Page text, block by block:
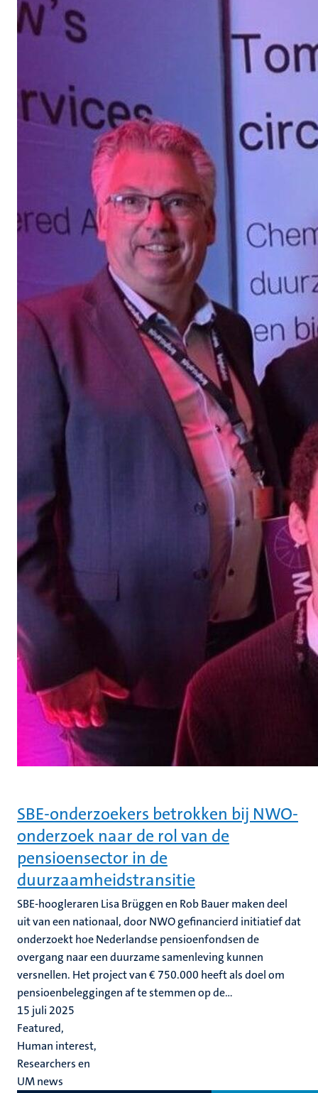
SBE-onderzoekers betrokken bij NWO-
onderzoek naar de rol van de
pensioensector in de
duurzaamheidstransitie
SBE-hoogleraren Lisa Brüggen en Rob Bauer maken deel
uit van een nationaal, door NWO gefinancierd initiatief dat
onderzoekt hoe Nederlandse pensioenfondsen de
overgang naar een duurzame samenleving kunnen
versnellen. Het project van € 750.000 heeft als doel om
pensioenbeleggingen af te stemmen op de...
15 juli 2025
Featured,
Human interest,
Researchers en
UM news